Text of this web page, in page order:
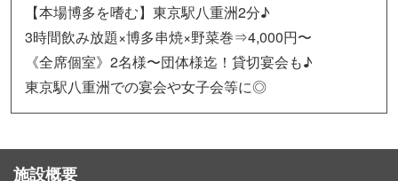
【本場博多を嗜む】東京駅八重洲2分♪
3時間飲み放題×博多串焼×野菜巻⇒4,000円〜
《全席個室》2名様〜団体様迄！貸切宴会も♪
東京駅八重洲での宴会や女子会等に◎
施設概要